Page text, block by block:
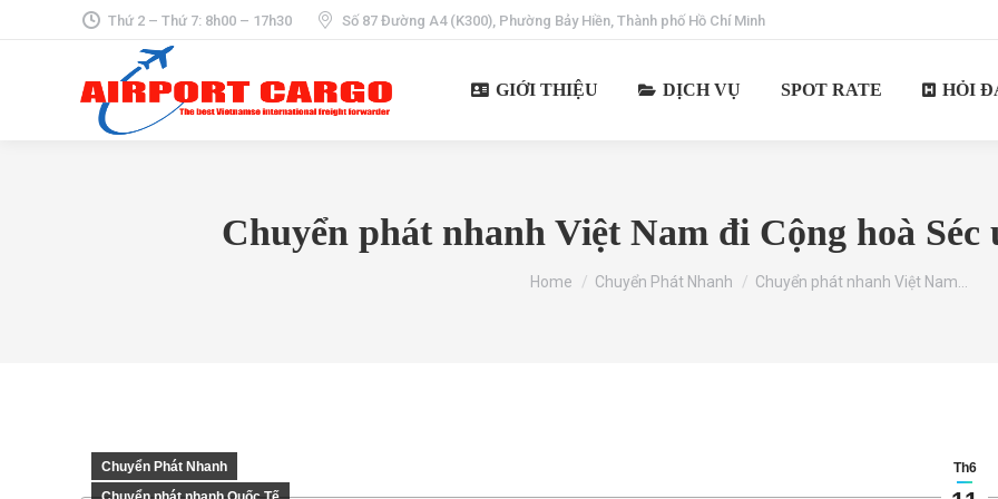
Thứ 2 – Thứ 7: 8h00 – 17h30 Số 87 Đường A4 (K300), Phường Bảy Hiền, Thành phố Hồ Chí Minh
GIỚI THIỆU DỊCH VỤ SPOT RATE HỎI
Chuyển phát nhanh Việt Nam đi Cộng hoà
You are here:
Home Chuyển Phát Nhanh Chuyển phát nhanh Việt Nam…
Th6
Chuyển Phát Nhanh